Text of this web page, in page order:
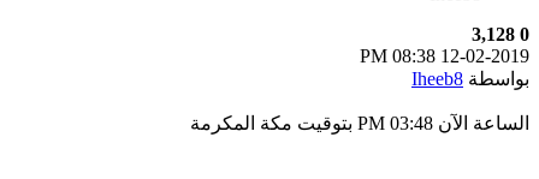
0
3,128
12-02-2019
08:38 PM
بواسطة Iheeb8
الساعة الآن 03:48 PM بتوقيت مكة المكرمة